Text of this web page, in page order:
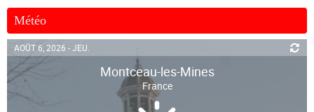
Météo
AOÛT 6, 2026 - JEU.
Montceau-les-Mines
France